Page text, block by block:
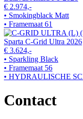
€ 2.974,-
• Smokingblack Matt
• Framemaat 61
Sparta C-Grid Ultra 2026
€ 3.624,-
• Sparkling Black
• Framemaat 56
• HYDRAULISCHE
Contact